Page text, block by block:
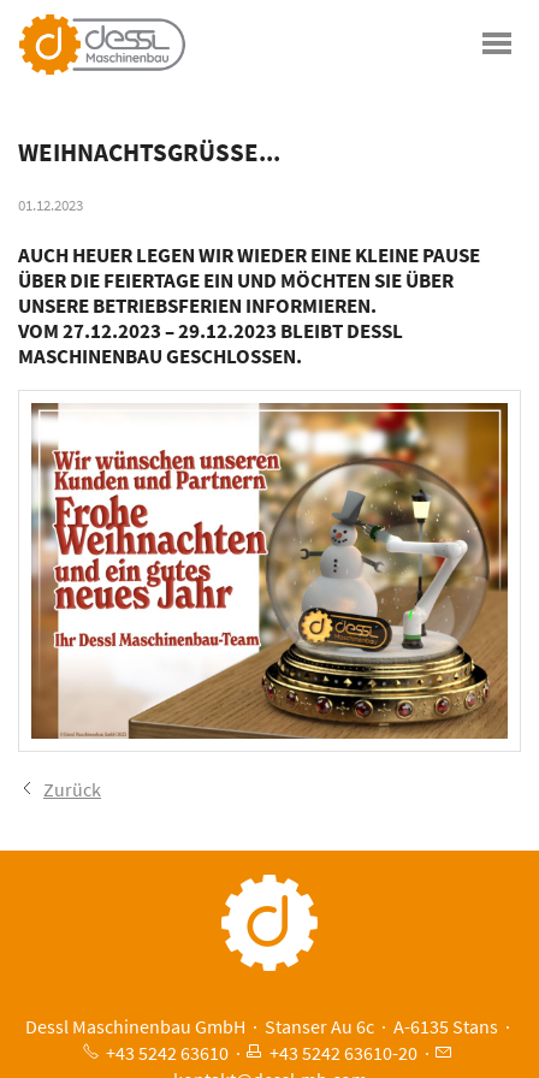
WEIHNACHTSGRÜSSE...
01.12.2023
AUCH HEUER LEGEN WIR WIEDER EINE KLEINE PAUSE
ÜBER DIE FEIERTAGE EIN UND MÖCHTEN SIE ÜBER
UNSERE BETRIEBSFERIEN INFORMIEREN.
VOM 27.12.2023 – 29.12.2023 BLEIBT DESSL
MASCHINENBAU GESCHLOSSEN.
Zurück
Dessl Maschinenbau GmbH · Stanser Au 6c · A-6135 Stans ·
+43 5242 63610 · +43 5242 63610-20 ·